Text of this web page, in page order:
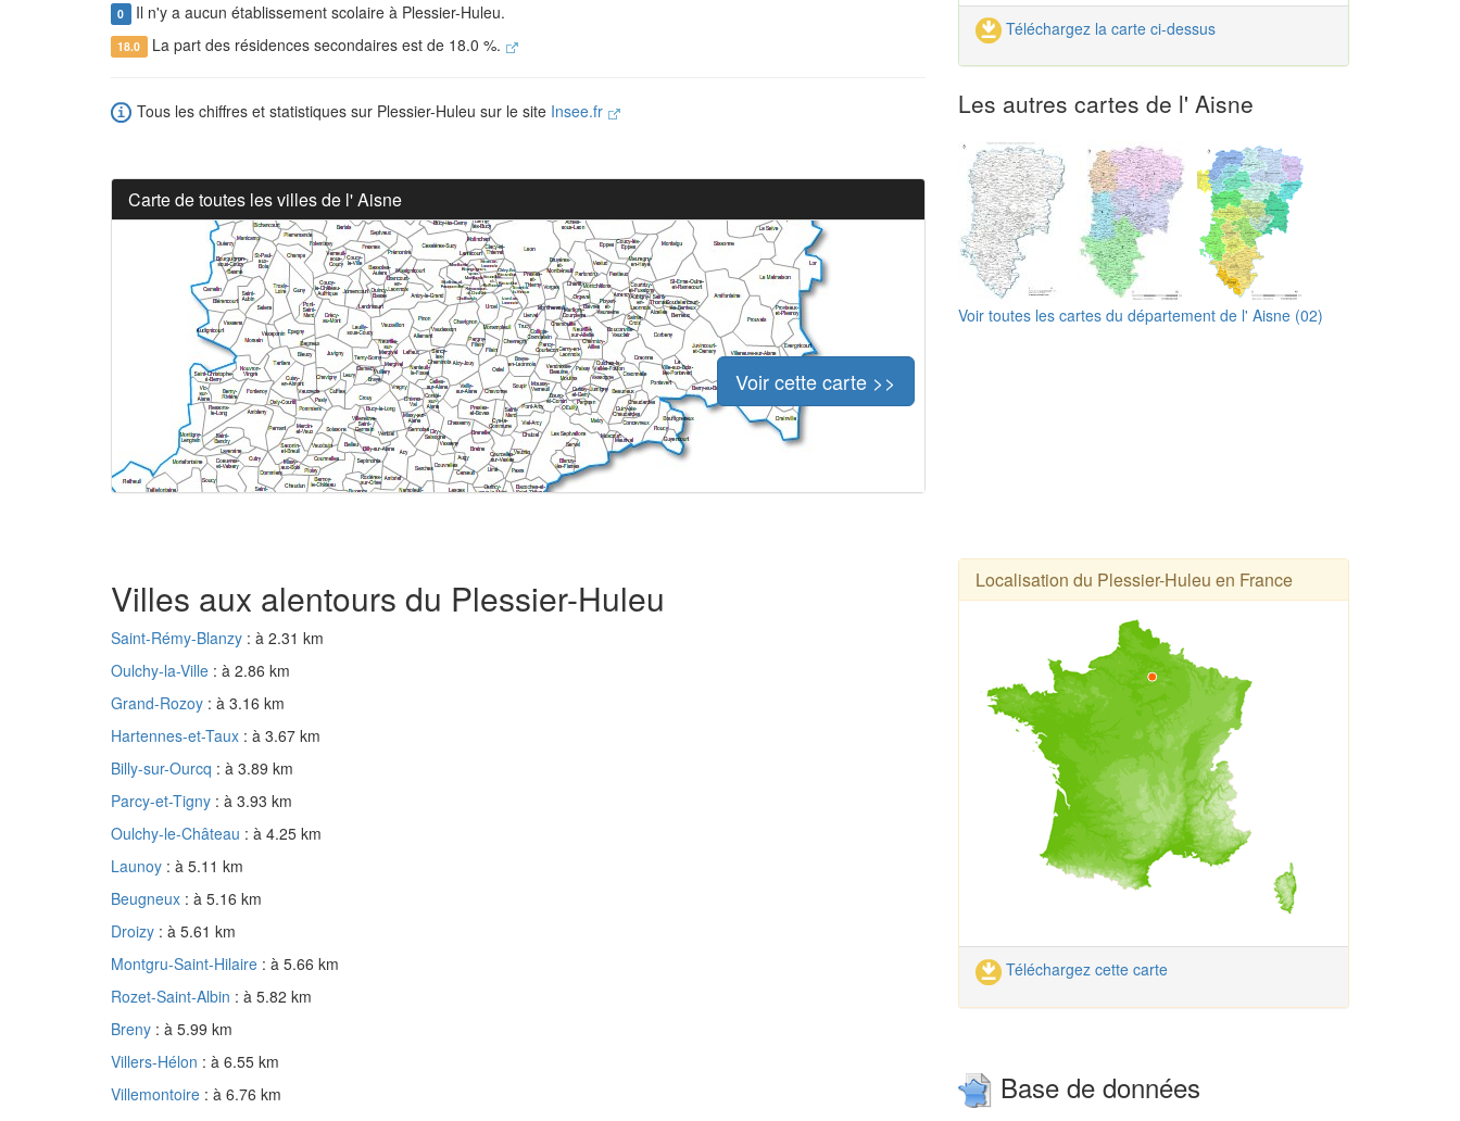
0 Il n'y a aucun établissement scolaire à Plessier-Huleu.
18.0 La part des résidences secondaires est de 18.0 %.
Tous les chiffres et statistiques sur Plessier-Huleu sur le site Insee.fr
Carte de toutes les villes de l' Aisne
Voir cette carte >>
Téléchargez la carte ci-dessus
Les autres cartes de l' Aisne
Voir toutes les cartes du département de l' Aisne (02)
Villes aux alentours du Plessier-Huleu
Saint-Rémy-Blanzy : à 2.31 km
Oulchy-la-Ville : à 2.86 km
Grand-Rozoy : à 3.16 km
Hartennes-et-Taux : à 3.67 km
Billy-sur-Ourcq : à 3.89 km
Parcy-et-Tigny : à 3.93 km
Oulchy-le-Château : à 4.25 km
Launoy : à 5.11 km
Beugneux : à 5.16 km
Droizy : à 5.61 km
Montgru-Saint-Hilaire : à 5.66 km
Rozet-Saint-Albin : à 5.82 km
Breny : à 5.99 km
Villers-Hélon : à 6.55 km
Villemontoire : à 6.76 km
Localisation du Plessier-Huleu en France
Téléchargez cette carte
Base de données